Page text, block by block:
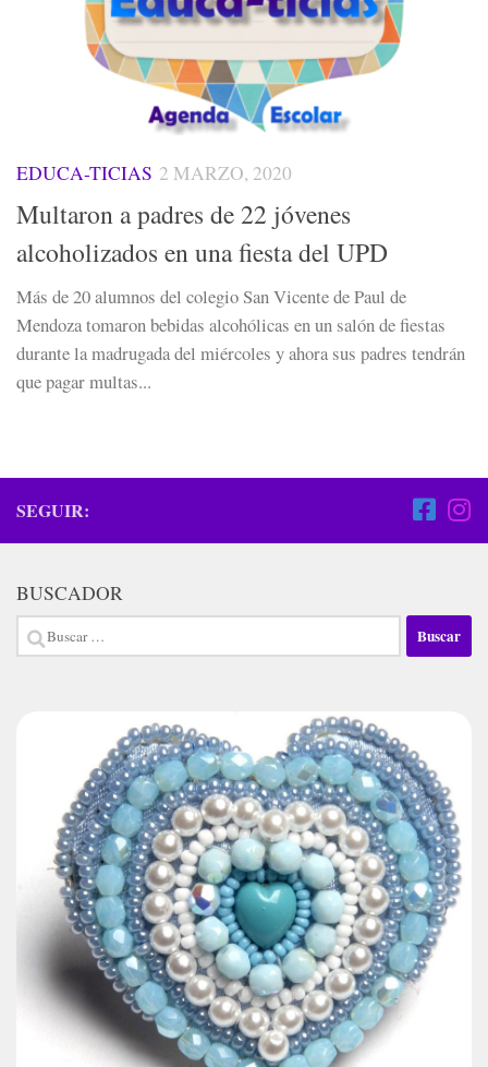
EDUCA-TICIAS 2 MARZO, 2020
Multaron a padres de 22 jóvenes
alcoholizados en una fiesta del UPD
Más de 20 alumnos del colegio San Vicente de Paul de
Mendoza tomaron bebidas alcohólicas en un salón de fiestas
durante la madrugada del miércoles y ahora sus padres tendrán
que pagar multas...
SEGUIR:
BUSCADOR
Buscar: